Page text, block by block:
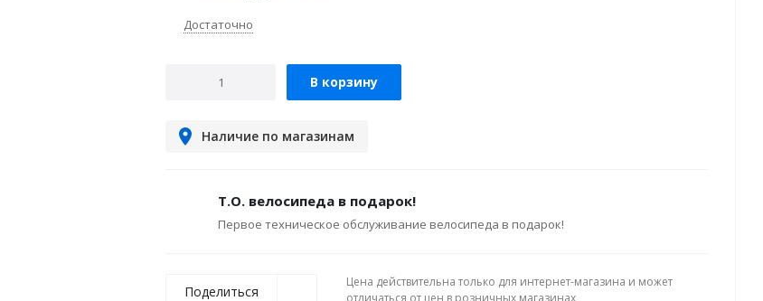
Достаточно
В корзину
Наличие по магазинам
Т.О. велосипеда в подарок!
Первое техническое обслуживание велосипеда в подарок!
Поделиться
Цена действительна только для интернет-магазина и может
отличаться от цен в розничных магазинах